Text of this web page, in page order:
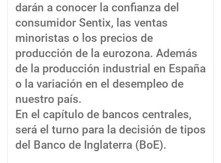
darán a conocer la confianza del
consumidor Sentix, las ventas
minoristas o los precios de
producción de la eurozona. Además
de la producción industrial en España
o la variación en el desempleo de
nuestro país.
En el capítulo de bancos centrales,
será el turno para la decisión de tipos
del Banco de Inglaterra (BoE).